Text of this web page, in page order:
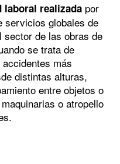
laboral realizada por
servicios globales de
sector de las obras de
se trata de
más
distintas alturas,
entre objetos o
o atropello